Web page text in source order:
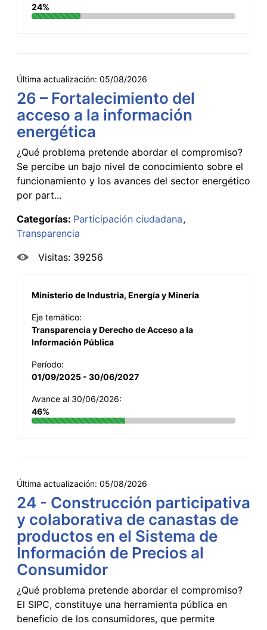
24%
Última actualización: 05/08/2026
26 – Fortalecimiento del
acceso a la información
energética
¿Qué problema pretende abordar el compromiso?
Se percibe un bajo nivel de conocimiento sobre el
funcionamiento y los avances del sector energético
por part...
Categorías: Participación ciudadana
Transparencia
Visitas: 39256
Ministerio de Industria, Energía y Minería
Eje temático:
Transparencia y Derecho de Acceso a la
Información Pública
Período:
01/09/2025 - 30/06/2027
Avance al 30/06/2026:
46%
Última actualización: 05/08/2026
24 - Construcción participativa
y colaborativa de canastas de
productos en el Sistema de
Información de Precios al
Consumidor
¿Qué problema pretende abordar el compromiso?
El SIPC, constituye una herramienta pública en
beneficio de los consumidores, que permite